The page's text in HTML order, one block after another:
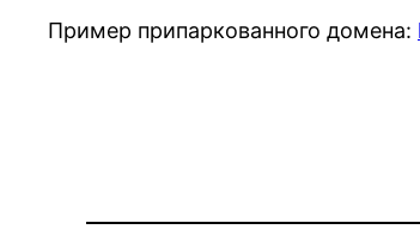
Пример припаркованного домена: